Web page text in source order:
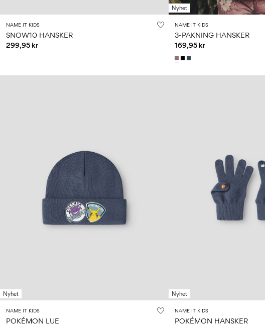
NAME IT KIDS
SNOW10 HANSKER
299,95 kr
Nyhet
NAME IT KIDS
3-PAKNING HANSKER
169,95 kr
Nyhet
NAME IT KIDS
POKÉMON LUE
Nyhet
NAME IT KIDS
POKÉMON HANSKER